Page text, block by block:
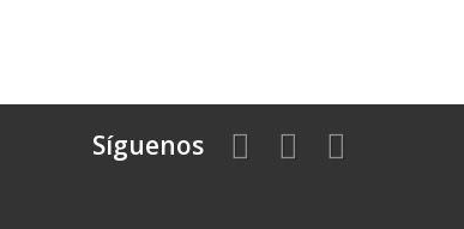
Síguenos